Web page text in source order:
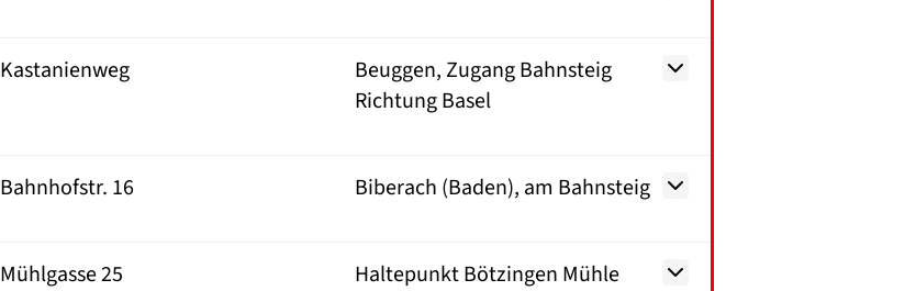
Kastanienweg
Beuggen, Zugang Bahnsteig
Richtung Basel
Bahnhofstr. 16 Biberach (Baden), am Bahnsteig
Mühlgasse 25 Haltepunkt Bötzingen Mühle